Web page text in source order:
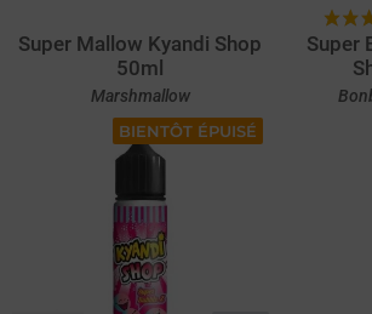
Super Mallow Kyandi Shop
50ml
Marshmallow
Super
BIENTÔT ÉPUISÉ